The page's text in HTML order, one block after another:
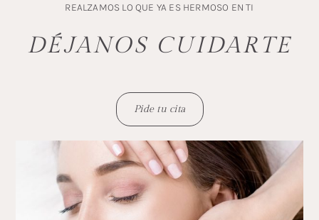
REALZAMOS LO QUE YA ES HERMOSO EN TI
DÉJANOS CUIDARTE
Pide tu cita